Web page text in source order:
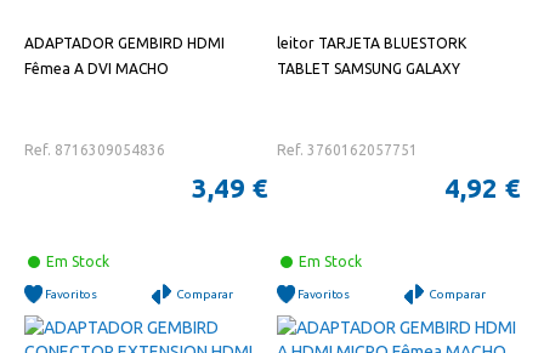
ADAPTADOR GEMBIRD HDMI
Fêmea A DVI MACHO
Ref. 8716309054836
3,49 €
Em Stock
Favoritos Comparar
leitor TARJETA BLUESTORK
TABLET SAMSUNG GALAXY
Ref. 3760162057751
4,92 €
Em Stock
Favoritos Comparar